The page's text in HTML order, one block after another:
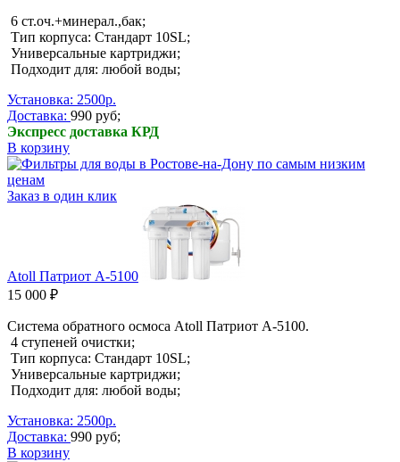
6 ст.оч.+минерал.,бак;
Тип корпуса: Стандарт 10SL;
Универсальные картриджи;
Подходит для: любой воды;
Установка: 2500р.
Доставка: 990 руб;
Экспресс доставка КРД
В корзину
Заказ в один клик
Atoll Патриот A-5100
15 000 ₽
Система обратного осмоса Atoll Патриот A-5100.
4 ступеней очистки;
Тип корпуса: Стандарт 10SL;
Универсальные картриджи;
Подходит для: любой воды;
Установка: 2500р.
Доставка: 990 руб;
В корзину